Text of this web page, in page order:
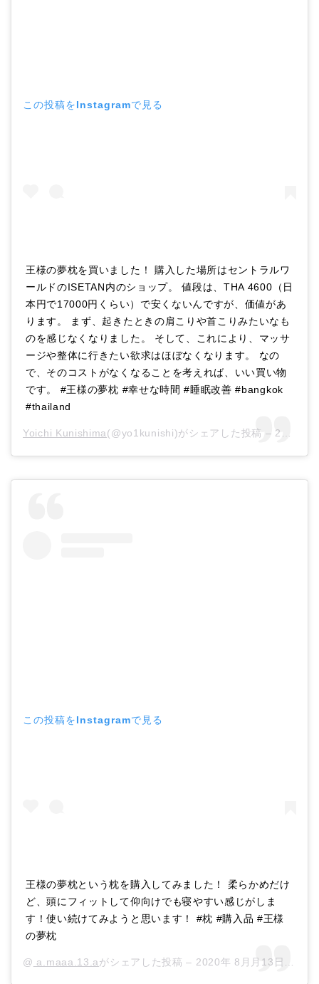
この投稿をInstagramで見る
王様の夢枕を買いました！ 購入した場所はセントラルワ
ールドのISETAN内のショップ。 値段は、THA 4600（日
本円で17000円くらい）で安くないんですが、価値があ
ります。 まず、起きたときの肩こりや首こりみたいなも
のを感じなくなりました。 そして、これにより、マッサ
ージや整体に行きたい欲求はほぼなくなります。 なの
で、そのコストがなくなることを考えれば、いい買い物
です。 #王様の夢枕 #幸せな時間 #睡眠改善 #bangkok
#thailand
Yoichi Kunishima(@yo1kunishi)がシェアした投稿 – 2020年 2月月1日午後10時22分PST
この投稿をInstagramで見る
王様の夢枕という枕を購入してみました！ 柔らかめだけ
ど、頭にフィットして仰向けでも寝やすい感じがしま
す！使い続けてみようと思います！ #枕 #購入品 #王様
の夢枕
@ a.maaa.13.aがシェアした投稿 – 2020年 8月月13日午前6時51分PDT